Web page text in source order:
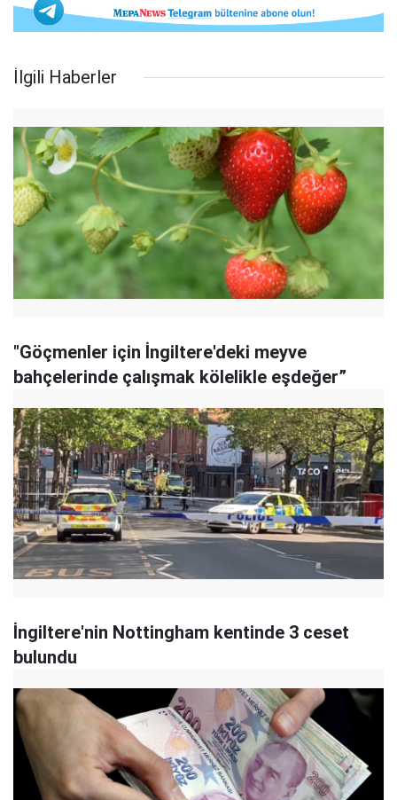
İlgili Haberler
"Göçmenler için İngiltere'deki meyve
bahçelerinde çalışmak kölelikle eşdeğer”
İngiltere'nin Nottingham kentinde 3 ceset
bulundu